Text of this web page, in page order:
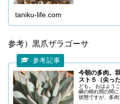
taniku-life.com
参考）黒爪ザラゴーサ
今朝の多肉。
スト５（尖っ
ども。 おはよう
瞬の晴れ間の間
状態ですが、多